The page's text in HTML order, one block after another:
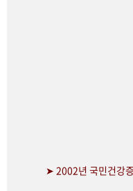
➤ 2002년 국민건강